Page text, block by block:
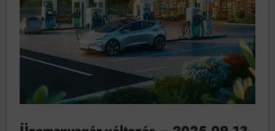
Ki akarsz törni. De miből?
Az öregség nem csak ránc?
Az ördög még mindig Pradát visel. De te miért öltözöl
Móricz Zsigmond: falusi író vagy boncmester?
as években